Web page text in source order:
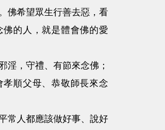
佛希望眾生行善去惡，看
的人，就是體會佛的愛
，守禮、有節來念佛；
順父母、恭敬師長來念
常人都應該做好事、說好